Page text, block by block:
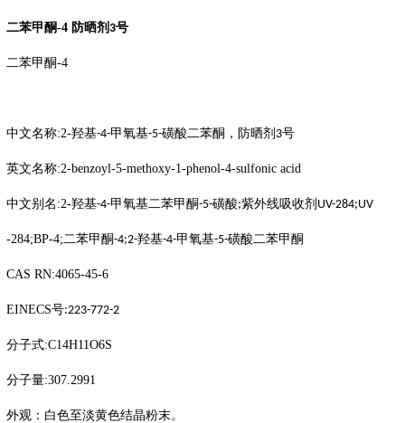
二苯甲酮-4 防晒剂 3号
二苯甲酮-4
中文名称:2-羟基-4-甲氧基-5-磺酸二苯酮，防晒剂 3号
英文名称:2-benzoyl-5-methoxy-1-phenol-4-sulfonic acid
中文别名 :2-羟基-4-甲氧基二苯甲酮-5-磺酸;紫外线吸收剂 UV-284;UV
-284;BP-4;二苯甲酮-4;2-羟基-4-甲氧基-5-磺酸二苯甲酮
CAS RN:4065-45-6
EINECS号:223-772-2
分子式:C14H11O6S
分子量:307.2991
外观：白色至淡黄色结晶粉末。